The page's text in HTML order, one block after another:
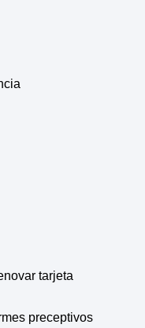
tarjeta
preceptivos